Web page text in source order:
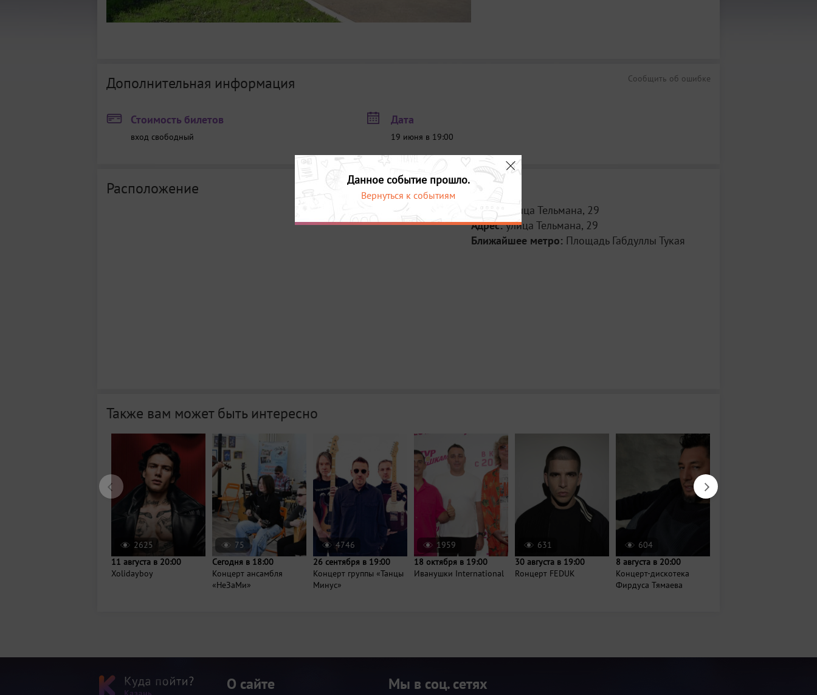
Сообщить об ошибке
Дополнительная информация
Стоимость билетов
вход свободный
Дата
19 июня в 19:00
Расположение
Место:
улица Тельмана, 29
Адрес:улица Тельмана, 29
Ближайшее метро: Площадь Габдуллы Тукая
Также вам может быть интересно
2625
11 августа в 20:00
Xolidayboy
75
Сегодня в 18:00
Концерт ансамбля
«НеЗаМи»
4746
26 сентября в 19:00
Концерт группы «Танцы
Минус»
1959
18 октября в 19:00
Иванушки International
631
30 августа в 19:00
Rонцерт FEDUK
604
8 августа в 20:00
Концерт-дискотека
Фирдуса Тямаева
Данное событие прошло.
Вернуться к событиям
О сайте Мы в соц. сетях